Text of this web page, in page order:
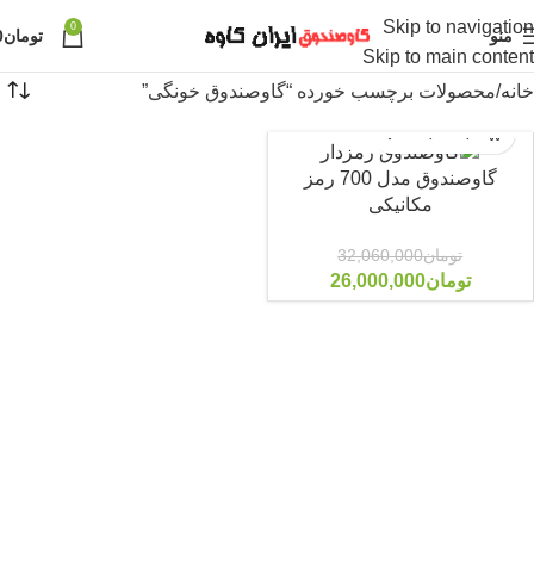
Skip to navigation
Skip to main content
منو 0 تومان
خانه محصولات برچسب خورده “گاوصندوق خونگی”
گاوصندوق مدل 700 رمز
مکانیکی
تومان32,060,000
تومان26,000,000